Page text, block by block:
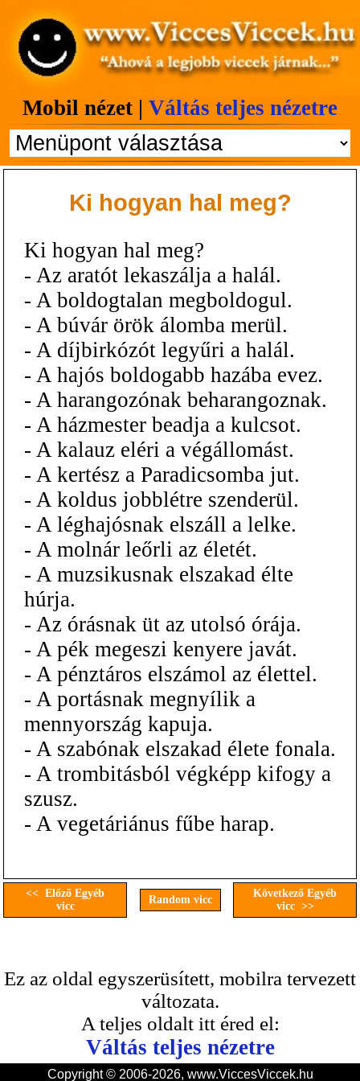
Mobil nézet | Váltás teljes nézetre
Ki hogyan hal meg?
Ki hogyan hal meg?
- Az aratót lekaszálja a halál.
- A boldogtalan megboldogul.
- A búvár örök álomba merül.
- A díjbirkózót legyűri a halál.
- A hajós boldogabb hazába evez.
- A harangozónak beharangoznak.
- A házmester beadja a kulcsot.
- A kalauz eléri a végállomást.
- A kertész a Paradicsomba jut.
- A koldus jobblétre szenderül.
- A léghajósnak elszáll a lelke.
- A molnár leőrli az életét.
- A muzsikusnak elszakad élte
húrja.
- Az órásnak üt az utolsó órája.
- A pék megeszi kenyere javát.
- A pénztáros elszámol az élettel.
- A portásnak megnyílik a
mennyország kapuja.
- A szabónak elszakad élete fonala.
- A trombitásból végképp kifogy a
szusz.
- A vegetáriánus fűbe harap.
<< Előző Egyéb
vicc
Random vicc
Következő Egyéb
vicc >>
Ez az oldal egyszerüsített, mobilra tervezett
változata.
A teljes oldalt itt éred el:
Váltás teljes nézetre
Copyright © 2006-2026, www.ViccesViccek.hu